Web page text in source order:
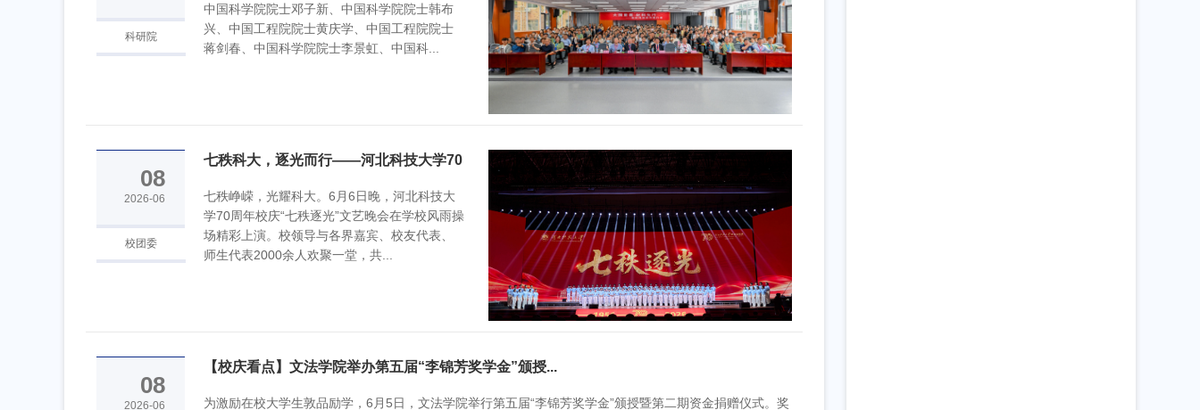
科研院
中国科学院院士邓子新、中国科学院院士韩布
兴、中国工程院院士黄庆学、中国工程院院士
蒋剑春、中国科学院院士李景虹、中国科...
08
2026-06
校团委
七秩科大，逐光而行——河北科技大学70
七秩峥嵘，光耀科大。6月6日晚，河北科技大
学70周年校庆“七秩逐光”文艺晚会在学校风雨操
场精彩上演。校领导与各界嘉宾、校友代表、
师生代表2000余人欢聚一堂，共...
08
2026-06
【校庆看点】文法学院举办第五届“李锦芳奖学金”颁授...
为激励在校大学生敦品励学，6月5日，文法学院举行第五届“李锦芳奖学金”颁授暨第二期资金捐赠仪式。奖